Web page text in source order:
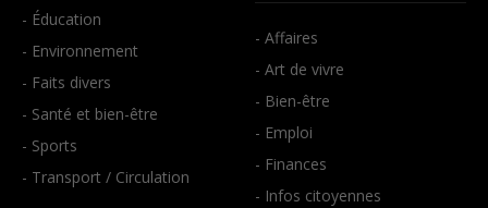
- Éducation
- Environnement
- Faits divers
- Santé et bien-être
- Sports
- Transport / Circulation
- Affaires
- Art de vivre
- Bien-être
- Emploi
- Finances
- Infos citoyennes